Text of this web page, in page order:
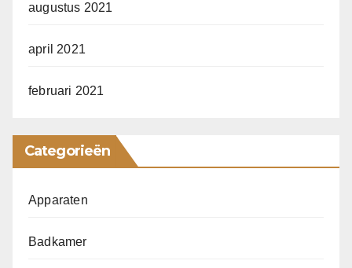
augustus 2021
april 2021
februari 2021
Categorieën
Apparaten
Badkamer